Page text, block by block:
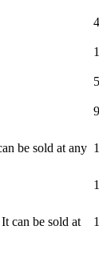
1
be sold at any 1
1
can be sold at
1